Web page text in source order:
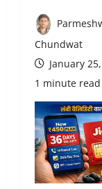
Chundwat
January
1 minute read